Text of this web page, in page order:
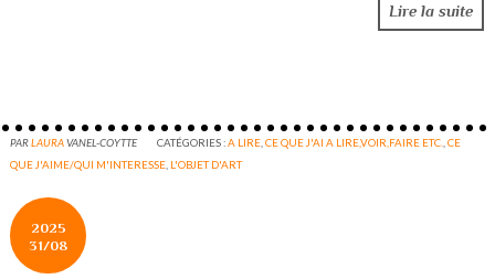
Lire la suite
PARLAURAVANEL-COYTTE CATÉGORIES :A LIRE ,CE QUE J'AI A LIRE,VOIR,FAIRE ETC. ,CE
QUE J'AIME/QUI M'INTERESSE L'OBJET D'ART
2025
31/08